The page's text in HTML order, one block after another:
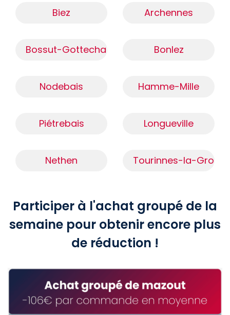
Biez Archennes
Bossut-Gottechain Bonlez
Nodebais Hamme-Mille
Piétrebais Longueville
Nethen Tourinnes-la-Grosse
Participer à l'achat groupé de la
semaine pour obtenir encore plus
de réduction !